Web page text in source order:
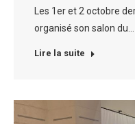
Les 1er et 2 octobre
organisé son salon du…
Lire la suite